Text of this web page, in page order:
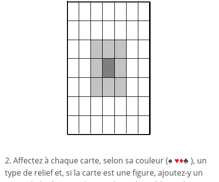
2. Affectez à chaque carte, selon sa couleur (♠ ♥♦♣ ), un
type de relief et, si la carte est une figure, ajoutez-y un